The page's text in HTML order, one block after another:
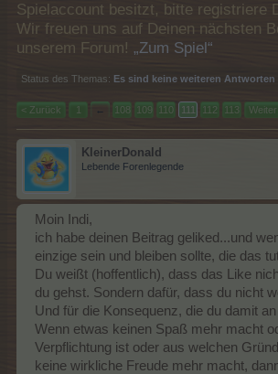
Spielaccount besitzt, bitte registriere
Wir freuen uns auf Deinen nächsten
unserem Forum! „Zum Spiel“
Status des Themas: Es sind keine weiteren Antworten
< Zurück 1 ← 108 109 110 111 112 113
KleinerDonald
Lebende Forenlegende
Moin Indi,
ich habe deinen Beitrag geliked...und
einzige sein und bleiben sollte, die das
Du weißt (hoffentlich), dass das Like
du gehst. Sondern dafür, dass du nicht
Und für die Konsequenz, die du damit
Wenn etwas keinen Spaß mehr macht
Verpflichtung ist oder aus welchen
keine wirkliche Freude mehr macht,